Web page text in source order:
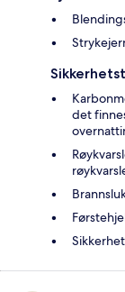
det